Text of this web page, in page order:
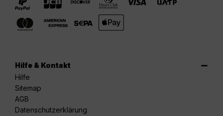
Hilfe & Kontakt
Hilfe
Sitemap
AGB
Datenschutzerklärung